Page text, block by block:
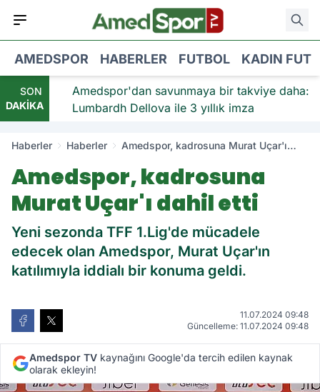
AMEDSPOR HABERLER FUTBOL KADIN
SON
DAKİKA
Amedspor'dan savunmaya bir takviye daha:
Lumbardh Dellova ile 3 yıllık imza
Haberler Haberler
Amedspor, kadrosuna Murat Uçar'ı
Amedspor, kadrosuna
Murat Uçar'ı dahil etti
Yeni sezonda TFF 1.Lig'de mücadele
edecek olan Amedspor, Murat Uçar'ın
katılımıyla iddialı bir konuma geldi.
11.07.2024 09:48
Güncelleme: 11.07.2024 09:48
Amedspor TV kaynağını Google'da tercih edilen kaynak
olarak ekleyin!